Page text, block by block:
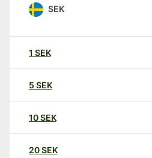
SEK
1 SEK
5 SEK
10SEK
20SEK